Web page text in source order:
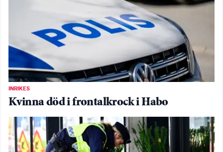
INRIKES
Kvinna död i frontalkrock i Habo